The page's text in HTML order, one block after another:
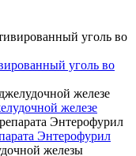
уголь во
железе
Энтерофурил